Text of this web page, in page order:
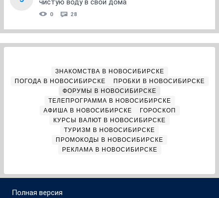
чистую воду в свои дома
0 28
ЗНАКОМСТВА В НОВОСИБИРСКЕ
ПОГОДА В НОВОСИБИРСКЕ
ПРОБКИ В НОВОСИБИРСКЕ
ФОРУМЫ В НОВОСИБИРСКЕ
ТЕЛЕПРОГРАММА В НОВОСИБИРСКЕ
АФИША В НОВОСИБИРСКЕ
ГОРОСКОП
КУРСЫ ВАЛЮТ В НОВОСИБИРСКЕ
ТУРИЗМ В НОВОСИБИРСКЕ
ПРОМОКОДЫ В НОВОСИБИРСКЕ
РЕКЛАМА В НОВОСИБИРСКЕ
Полная версия